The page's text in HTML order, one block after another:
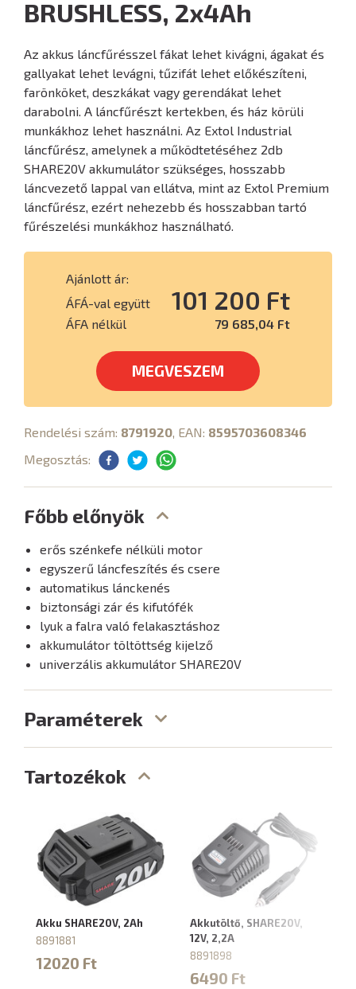
BRUSHLESS, 2x4Ah
Az akkus láncfűrésszel fákat lehet kivágni, ágakat és
gallyakat lehet levágni, tűzifát lehet előkészíteni,
farönköket, deszkákat vagy gerendákat lehet
darabolni. A láncfűrészt kertekben, és ház körüli
munkákhoz lehet használni. Az Extol Industrial
láncfűrész, amelynek a működtetéséhez 2db
SHARE20V akkumulátor szükséges, hosszabb
láncvezető lappal van ellátva, mint az Extol Premium
láncfűrész, ezért nehezebb és hosszabban tartó
fűrészelési munkákhoz használható.
Ajánlott ár:
ÁFÁ-val együtt
101 200 Ft
ÁFA nélkül 79 685,04 Ft
MEGVESZEM
Rendelési szám: 8791920, EAN: 8595703608346
Megosztás:
Főbb előnyök
erős szénkefe nélküli motor
egyszerű láncfeszítés és csere
automatikus lánckenés
biztonsági zár és kifutófék
lyuk a falra való felakasztáshoz
akkumulátor töltöttség kijelző
univerzális akkumulátor SHARE20V
Paraméterek
Tartozékok
Akku SHARE20V, 2Ah
8891881
12020 Ft
Akkutöltő, SHARE20V,
12V, 2,2A
8891898
6490 Ft